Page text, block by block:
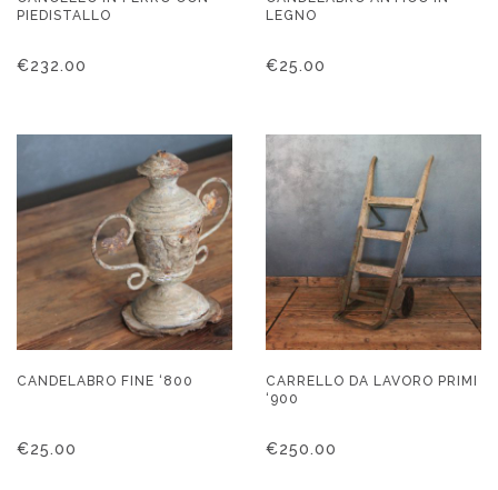
PIEDISTALLO
€232.00
LEGNO
€25.00
CANDELABRO FINE ‘800
€25.00
CARRELLO DA LAVORO PRIMI
‘900
€250.00